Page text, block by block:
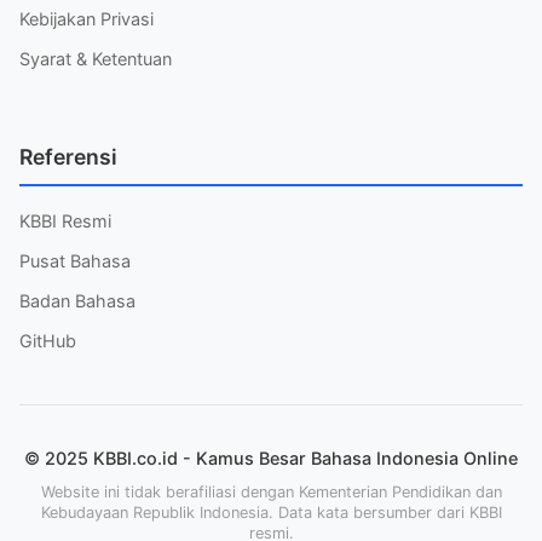
Kebijakan Privasi
Syarat & Ketentuan
Referensi
KBBI Resmi
Pusat Bahasa
Badan Bahasa
GitHub
© 2025 KBBI.co.id - Kamus Besar Bahasa Indonesia Online
Website ini tidak berafiliasi dengan Kementerian Pendidikan dan
Kebudayaan Republik Indonesia. Data kata bersumber dari KBBI
resmi.